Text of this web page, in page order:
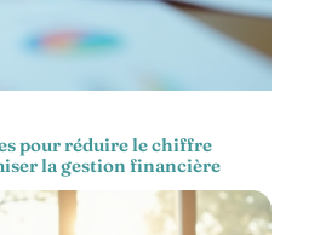
pour réduire le chiffre
la gestion financière